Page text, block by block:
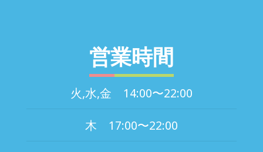
営業時間
火,水,金 14:00〜22:00
木 17:00〜22:00